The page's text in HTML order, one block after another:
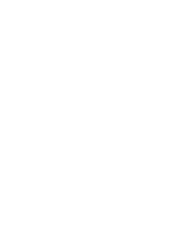
múltiples beneficios para tu bienestar.